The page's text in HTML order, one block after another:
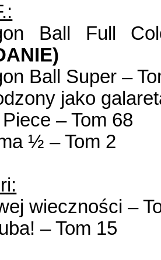
Ball Full
Ball Super –
jako
– Tom 68
½ – Tom 2
wieczności –
– Tom 15